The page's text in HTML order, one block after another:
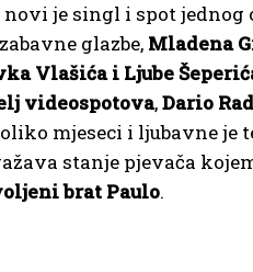
novi je singl i spot jednog
glazbe, Mladena
Vlašića i Ljube
videospotova,Dario
mjeseci i ljubavne je
stanje pjevača
brat Paulo.